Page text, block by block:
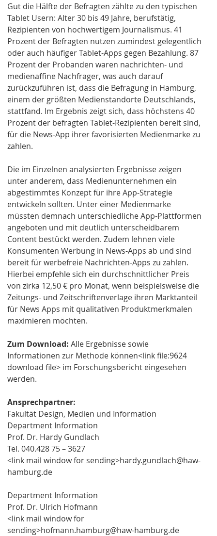
Gut die Hälfte der Befragten zählte zu den typischen
Tablet Usern: Alter 30 bis 49 Jahre, berufstätig,
Rezipienten von hochwertigem Journalismus. 41
Prozent der Befragten nutzen zumindest gelegentlich
oder auch häufiger Tablet-Apps gegen Bezahlung. 87
Prozent der Probanden waren nachrichten- und
medienaffine Nachfrager, was auch darauf
zurückzuführen ist, dass die Befragung in Hamburg,
einem der größten Medienstandorte Deutschlands,
stattfand. Im Ergebnis zeigt sich, dass höchstens 40
Prozent der befragten Tablet-Rezipienten bereit sind,
für die News-App ihrer favorisierten Medienmarke zu
zahlen.
Die im Einzelnen analysierten Ergebnisse zeigen
unter anderem, dass Medienunternehmen ein
abgestimmtes Konzept für ihre App-Strategie
entwickeln sollten. Unter einer Medienmarke
müssten demnach unterschiedliche App-Plattformen
angeboten und mit deutlich unterscheidbarem
Content bestückt werden. Zudem lehnen viele
Konsumenten Werbung in News-Apps ab und sind
bereit für werbefreie Nachrichten-Apps zu zahlen.
Hierbei empfehle sich ein durchschnittlicher Preis
von zirka 12,50 € pro Monat, wenn beispielsweise die
Zeitungs- und Zeitschriftenverlage ihren Marktanteil
für News Apps mit qualitativen Produktmerkmalen
maximieren möchten.
Zum Download: Alle Ergebnisse sowie
Informationen zur Methode können<link file:9624
download file> im Forschungsbericht eingesehen
werden.
Ansprechpartner:
Fakultät Design, Medien und Information
Department Information
Prof. Dr. Hardy Gundlach
Tel. 040.428 75 – 3627
<link mail window for sending>hardy.gundlach@haw-
hamburg.de
Department Information
Prof. Dr. Ulrich Hofmann
<link mail window for
sending>hofmann.hamburg@haw-hamburg.de